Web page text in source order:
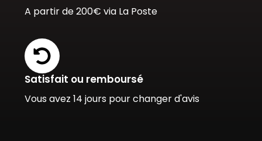
A partir de 200€ via La Poste
Satisfait ou remboursé
Vous avez 14 jours pour changer d'avis